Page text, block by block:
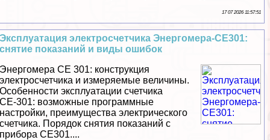
17 07 2026 11:57:51
Эксплуатация электросчетчика Энергомера-СЕ301:
снятие показаний и виды ошибок
Энергомера СЕ 301: конструкция
электросчетчика и измеряемые величины.
Особенности эксплуатации счетчика
СЕ-301: возможные программные
настройки, преимущества электрического
счетчика. Порядок снятия показаний с
прибора СЕ301....